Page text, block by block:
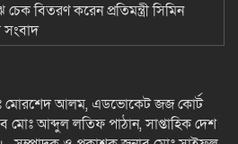
বিতরণ করেন প্রতিমন্ত্রী সিমিন
সংবাদ
মোরশেদ আলম, এডভোকেট জজ কোর্ট
মোঃ আব্দুল লতিফ পাঠান, সাপ্তাহিক দেশ